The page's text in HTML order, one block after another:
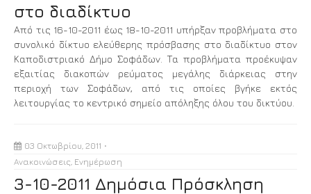
στο διαδίκτυο
Από τις 16-10-2011 έως 18-10-2011 υπήρξαν προβλήματα στο
συνολικό δίκτυο ελεύθερης πρόσβασης στο διαδίκτυο στον
Καποδιστριακό Δήμο Σοφάδων. Τα προβλήματα προέκυψαν
εξαιτίας διακοπών ρεύματος μεγάλης διάρκειας στην
περιοχή των Σοφάδων, από τις οποίες βγήκε εκτός
λειτουργίας το κεντρικό σημείο απόληξης όλου του δικτύου.
03 Οκτωβρίου, 2011
Ανακοινώσεις Ενημέρωση
3-10-2011 Δημόσια Πρόσκληση